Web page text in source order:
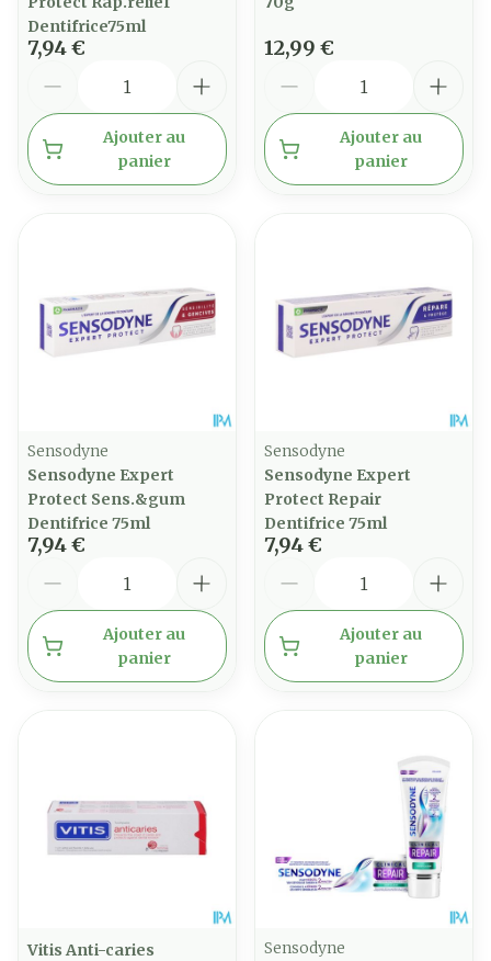
Dentifrice75ml
7,94 €
Ajouter au
panier
12,99 €
Ajouter au
panier
Sensodyne
Sensodyne Expert
Protect Sens.&gum
Dentifrice 75ml
7,94 €
Ajouter au
panier
Sensodyne
Sensodyne Expert
Protect Repair
Dentifrice 75ml
7,94 €
Ajouter au
panier
Vitis Anti-caries
Sensodyne